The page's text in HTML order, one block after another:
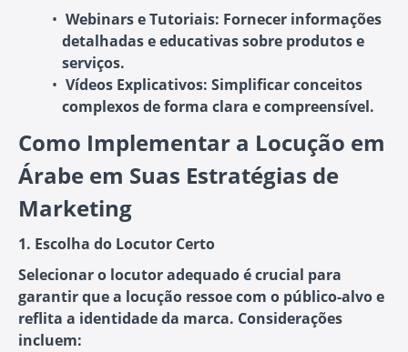
Webinars e Tutoriais: Fornecer informações
detalhadas e educativas sobre produtos e
serviços.
Vídeos Explicativos: Simplificar conceitos
complexos de forma clara e compreensível.
Como Implementar a Locução em
Árabe em Suas Estratégias de
Marketing
1. Escolha do Locutor Certo
Selecionar o locutor adequado é crucial para
garantir que a locução ressoe com o público-alvo e
reflita a identidade da marca. Considerações
incluem: